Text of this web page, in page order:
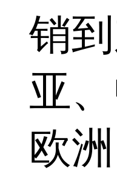
销
亚、
欧